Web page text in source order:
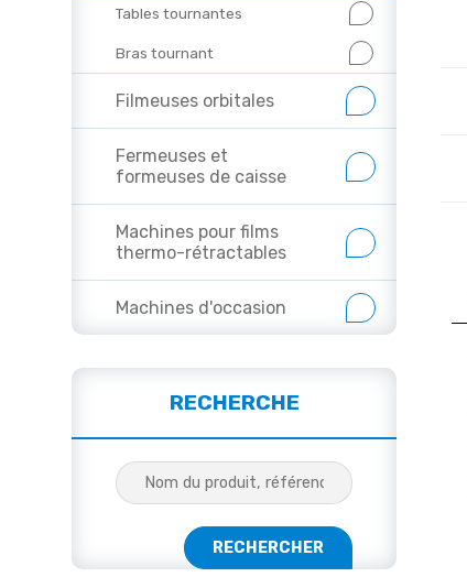
RECHERCHE
Tables tournantes
Bras tournant
Filmeuses orbitales
Fermeuses et
formeuses de caisse
Machines pour films
thermo-rétractables
Machines d'occasion